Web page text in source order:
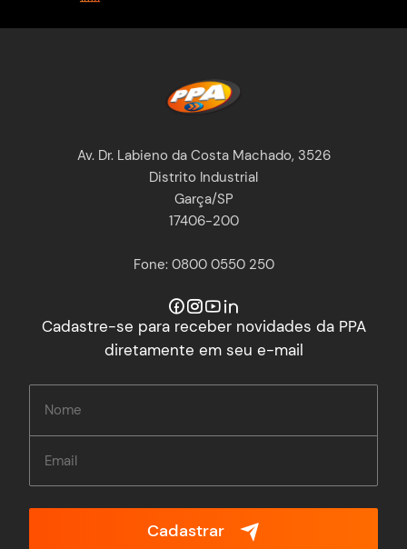
Av. Dr. Labieno da Costa Machado, 3526
Distrito Industrial
Garça/SP
17406-200
Fone: 0800 0550 250
Cadastre-se para receber novidades da PPA
diretamente em seu e-mail
Cadastrar